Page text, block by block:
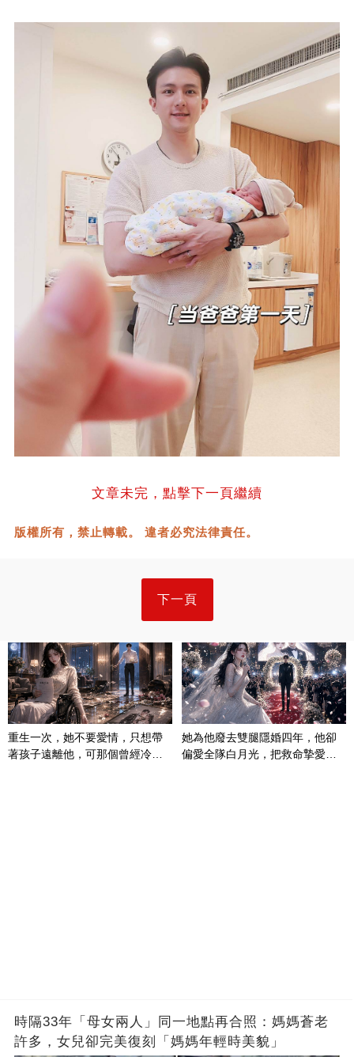
文章未完，點擊下一頁繼續
版權所有，禁止轉載。 違者必究法律責任。
下一頁
重生一次，她不要愛情，只想帶
著孩子遠離他，可那個曾經冷漠
她為他廢去雙腿隱婚四年，他卻
偏愛全隊白月光，把救命摯愛當
時隔33年「母女兩人」同一地點再合照：媽媽蒼老
許多，女兒卻完美復刻「媽媽年輕時美貌」